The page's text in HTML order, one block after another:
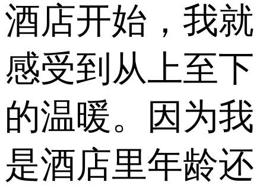
酒店开始，我就
感受到从上至下
的温暖。因为我
是酒店里年龄还